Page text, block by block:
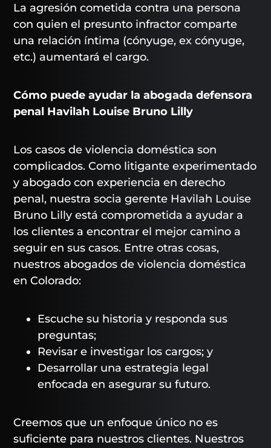
La agresión cometida contra una persona
con quien el presunto infractor comparte
una relación íntima (cónyuge, ex cónyuge,
etc.) aumentará el cargo.
Cómo puede ayudar la abogada defensora
penal Havilah Louise Bruno Lilly
Los casos de violencia doméstica son
complicados. Como litigante experimentado
y abogado con experiencia en derecho
penal, nuestra socia gerente Havilah Louise
Bruno Lilly está comprometida a ayudar a
los clientes a encontrar el mejor camino a
seguir en sus casos. Entre otras cosas,
nuestros abogados de violencia doméstica
en Colorado:
Escuche su historia y responda sus
preguntas;
Revisar e investigar los cargos; y
Desarrollar una estrategia legal
enfocada en asegurar su futuro.
Creemos que un enfoque único no es
suficiente para nuestros clientes. Nuestros